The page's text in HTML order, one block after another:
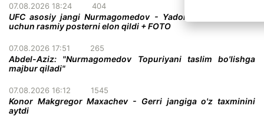
07.08.2026 18:24 404
UFC asosiy jangi Nurmagomedov - Yadong bo'lgan turnir
uchun rasmiy posterni elon qildi + FOTO
07.08.2026 17:51 265
Abdel-Aziz: "Nurmagomedov Topuriyani taslim bo'lishga
majbur qiladi"
07.08.2026 16:12 1545
Konor Makgregor Maxachev - Gerri jangiga o'z taxminini
aytdi